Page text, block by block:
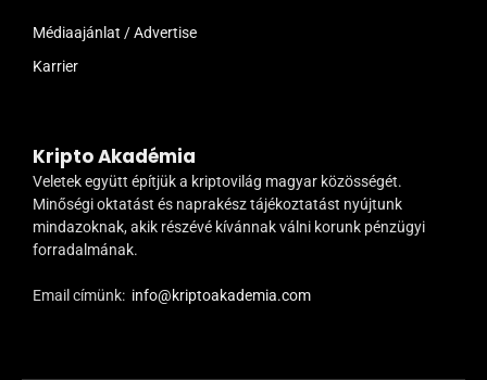
Médiaajánlat / Advertise
Karrier
Kripto Akadémia
Veletek együtt építjük a kriptovilág magyar közösségét.
Minőségi oktatást és naprakész tájékoztatást nyújtunk
mindazoknak, akik részévé kívánnak válni korunk pénzügyi
forradalmának.
Email címünk: info@kriptoakademia.com